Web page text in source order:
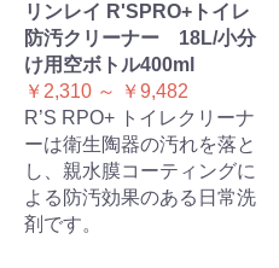
リンレイ R'SPRO+トイレ
防汚クリーナー 18L/小分
け用空ボトル400ml
￥2,310 ～ ￥9,482
R’S RPO+ トイレクリーナ
ーは衛生陶器の汚れを落と
し、親水膜コーティングに
よる防汚効果のある日常洗
剤です。